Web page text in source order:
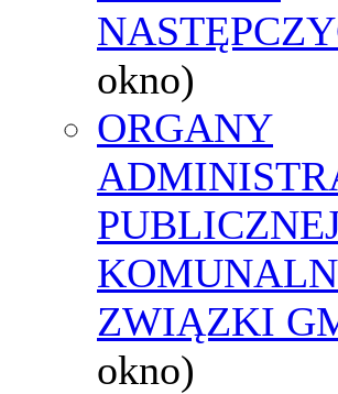
okno)
ORGANY
ZWIĄZKI
okno)